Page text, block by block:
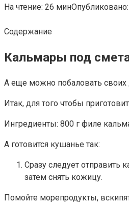
На чтение: 26 минОпубликовано:
Содержание
Кальмары под
А еще можно побаловать своих
Итак, для того чтобы
Ингредиенты: 800 г филе
А готовится кушанье так:
Сразу следует отправить
затем снять кожицу.
Помойте морепродукты,